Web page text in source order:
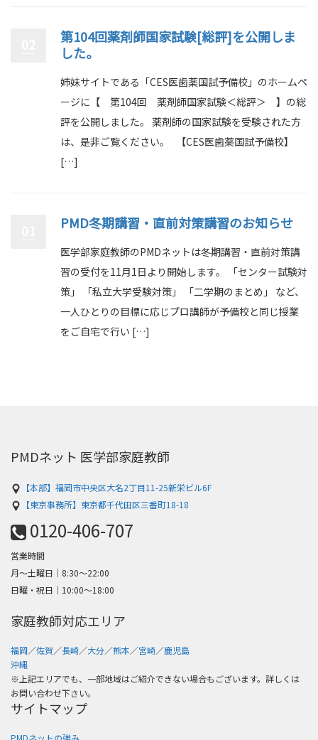
第104回薬剤師国家試験[総評]を公開しま
した。
姉妹サイトである「CES医歯薬国試予備校」のホームペ
ージに【 第104回 薬剤師国家試験＜総評＞ 】の総
評を公開しました。 薬剤師の国家試験を受験された方
は、是非ご覧ください。 【CES医歯薬国試予備校】
[…]
PMD冬期講習・直前対策講習のお知らせ
医学部家庭教師のPMDネットは冬期講習・直前対策講
習の受付を11月1日より開始します。 「センター試験対
策」 「私立大学受験対策」 「二学期のまとめ」 など、
一人ひとりの目標に応じプロ講師が予備校と同じ授業
をご自宅で行い […]
PMDネット 医学部家庭教師
【本部】福岡市中央区大名2丁目11-25新栄ビル6F
【東京事務所】東京都千代田区三番町18-18
0120-406-707
営業時間
月～土曜日│8:30〜22:00
日曜・祝日│10:00〜18:00
家庭教師対応エリア
福岡／佐賀／長崎／大分／熊本／宮崎／鹿児島
沖縄
※上記エリアでも、一部地域はご紹介できない場合もございます。詳しくは
お問い合わせ下さい。
サイトマップ
PMDネットの強み